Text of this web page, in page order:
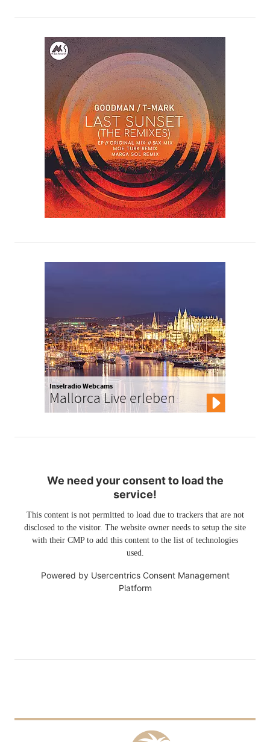
Inselradio Webcams
Mallorca Live erleben
We need your consent to load the
service!
This content is not permitted to load due to trackers that are not
disclosed to the visitor. The website owner needs to setup the site
with their CMP to add this content to the list of technologies
used.
Powered by Usercentrics Consent Management
Platform